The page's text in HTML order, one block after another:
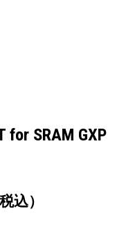
for SRAM GXP
税込）